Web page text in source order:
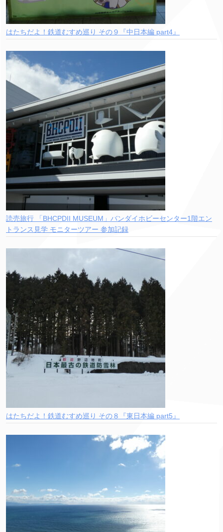
はたちだよ！鉄道むすめ巡り その９『中日本編 part4』
読売旅行 「BHCPDII MUSEUM」バンダイホビーセンター1階エン
トランス見学 モニターツアー 参加記録
はたちだよ！鉄道むすめ巡り その８『東日本編 part5』